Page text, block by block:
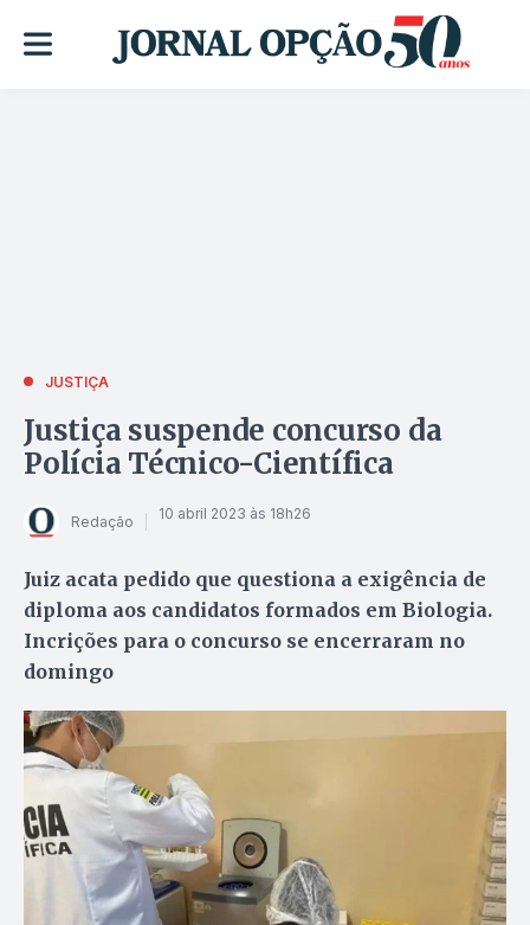
JUSTIÇA
Justiça suspende concurso da
Polícia Técnico-Científica
Redação 10 abril 2023 às 18h26
Juiz acata pedido que questiona a exigência de
diploma aos candidatos formados em Biologia.
Incrições para o concurso se encerraram no
domingo